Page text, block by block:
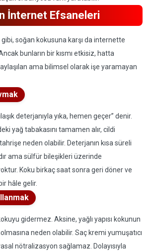
İnternet Efsaneleri
soğan kokusuna karşı da internette
bunların bir kısmı etkisiz, hatta
ama bilimsel olarak işe yaramayan
deterjanıyla yıka, hemen geçer” denir.
yağ tabakasını tamamen alır, cildi
neden olabilir. Deterjanın kısa süreli
ama sülfür bileşikleri üzerinde
Koku birkaç saat sonra geri döner ve
hâle gelir.
gidermez. Aksine, yağlı yapısı kokunun
neden olabilir. Saç kremi yumuşatıcı
nötralizasyon sağlamaz. Dolayısıyla